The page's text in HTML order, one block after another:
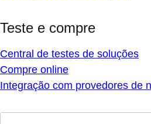
Teste e compre
Central de testes de soluções
Compre online
Integração com provedores de